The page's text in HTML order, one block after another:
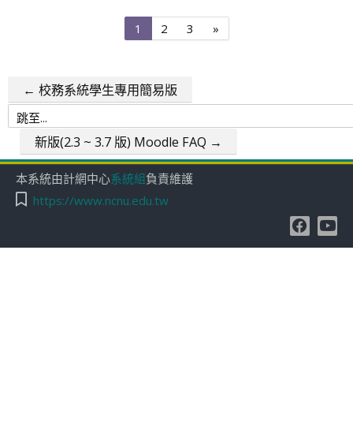
1
1
2第
2
3
3
»下
一
← 校務系統學生專用簡易版
跳
新版(2.3 ~ 3.7 版) Moodle FAQ →
本系統由計網中心系統組負責維護
https://www.ncnu.edu.tw